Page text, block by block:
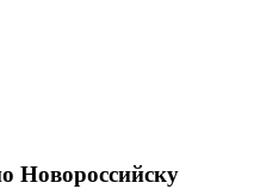
Новороссийску